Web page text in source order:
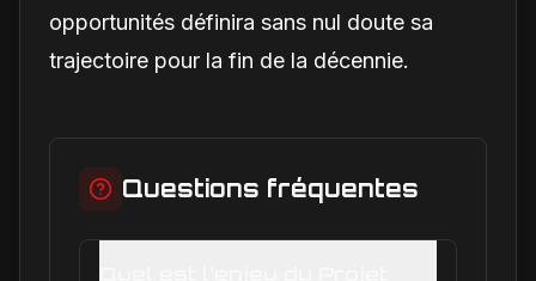
opportunités définira sans nul doute sa
trajectoire pour la fin de la décennie.
Questions fréquentes